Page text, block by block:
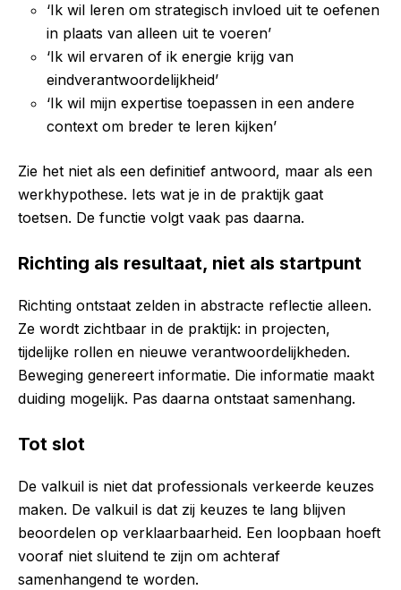
‘Ik wil leren om strategisch invloed uit te oefenen
in plaats van alleen uit te voeren’
‘Ik wil ervaren of ik energie krijg van
eindverantwoordelijkheid’
‘Ik wil mijn expertise toepassen in een andere
context om breder te leren kijken’
Zie het niet als een definitief antwoord, maar als een
werkhypothese. Iets wat je in de praktijk gaat
toetsen. De functie volgt vaak pas daarna.
Richting als resultaat, niet als startpunt
Richting ontstaat zelden in abstracte reflectie alleen.
Ze wordt zichtbaar in de praktijk: in projecten,
tijdelijke rollen en nieuwe verantwoordelijkheden.
Beweging genereert informatie. Die informatie maakt
duiding mogelijk. Pas daarna ontstaat samenhang.
Tot slot
De valkuil is niet dat professionals verkeerde keuzes
maken. De valkuil is dat zij keuzes te lang blijven
beoordelen op verklaarbaarheid. Een loopbaan hoeft
vooraf niet sluitend te zijn om achteraf
samenhangend te worden.